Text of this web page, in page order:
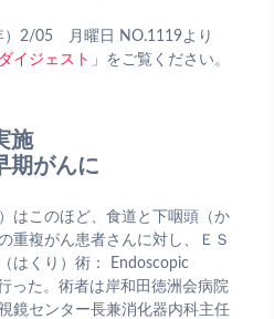
）2/05 月曜日 NO.1119より
イジェスト 」をご覧ください。
施
期がんに
はこのほど、食道と下咽頭（か
重複がん患者さんに対し、ＥＳ
はくり）術： Endoscopic
った。術者は岸和田徳洲会病院
鏡センター長兼消化器内科主任